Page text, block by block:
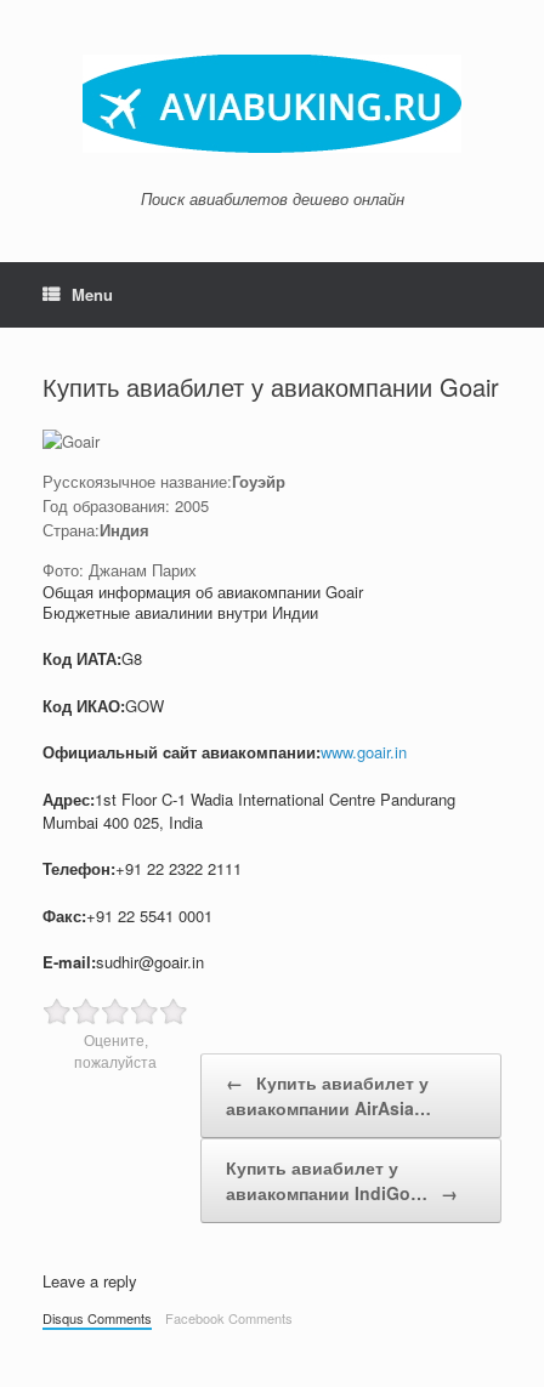
Поиск авиабилетов дешево онлайн
Menu
Купить авиабилет у авиакомпании Goair
Русскоязычное название:Гоуэйр
Год образования: 2005
Страна:Индия
Фото: Джанам Парих
Общая информация об авиакомпании Goair
Бюджетные авиалинии внутри Индии
Код ИАТА:G8
Код ИКАО:GOW
Официальный cайт авиакомпании:www.goair.in
Адрес:1st Floor C-1 Wadia International Centre Pandurang
Mumbai 400 025, India
Телефон:+91 22 2322 2111
Факс:+91 22 5541 0001
E-mail:sudhir@goair.in
Оцените,
пожалуйста
Post navigation
←
Купить авиабилет у
авиакомпании AirAsia…
Купить авиабилет у
авиакомпании IndiGo…
→
Leave a reply
Disqus Comments Facebook Comments